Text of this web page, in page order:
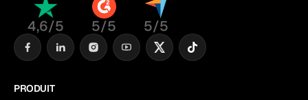
4,6/5 5/5 5/5
PRODUIT